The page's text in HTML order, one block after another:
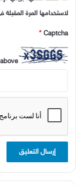
لاستخدامها المرة
Captcha
*